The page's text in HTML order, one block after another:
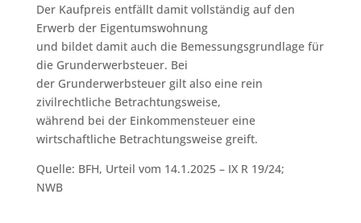
Der Kaufpreis entfällt damit vollständig auf den
Erwerb der Eigentumswohnung
und bildet damit auch die Bemessungsgrundlage für
die Grunderwerbsteuer. Bei
der Grunderwerbsteuer gilt also eine rein
zivilrechtliche Betrachtungsweise,
während bei der Einkommensteuer eine
wirtschaftliche Betrachtungsweise greift.
Quelle: BFH, Urteil vom 14.1.2025 – IX R 19/24;
NWB